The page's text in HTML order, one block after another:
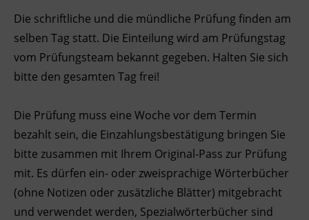
Ingenieurzertifizierung
BFI Reutte
BFI Schwaz
Die schriftliche und die mündliche Prüfung finden am
selben Tag statt. Die Einteilung wird am Prüfungstag
vom Prüfungsteam bekannt gegeben. Halten Sie sich
bitte den gesamten Tag frei!
Die Prüfung muss eine Woche vor dem Termin
bezahlt sein, die Einzahlungsbestätigung bringen Sie
bitte zusammen mit Ihrem Original-Pass zur Prüfung
mit. Es dürfen ein- oder zweisprachige Wörterbücher
(ohne Notizen oder zusätzliche Blätter) mitgebracht
und verwendet werden, Spezialwörterbücher sind